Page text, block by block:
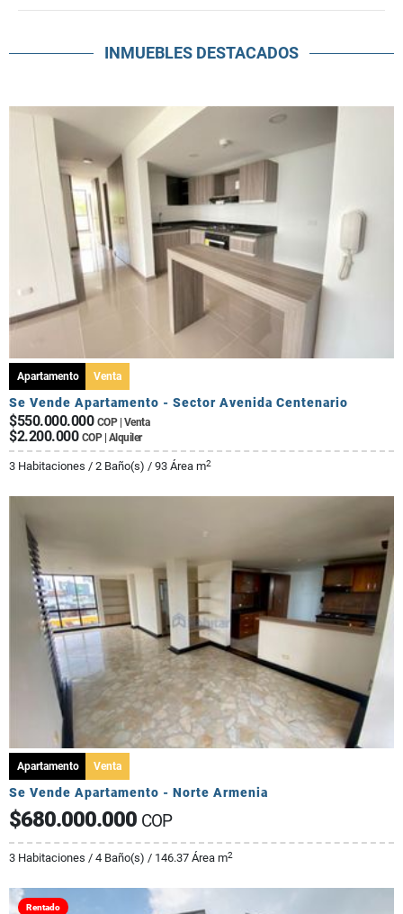
INMUEBLES DESTACADOS
Apartamento Venta
Se Vende Apartamento - Sector Avenida Centenario
$550.000.000 COP | Venta
$2.200.000 COP | Alquiler
3 Habitaciones / 2 Baño(s) / 93 Área m2
Apartamento Venta
Se Vende Apartamento - Norte Armenia
$680.000.000 COP
3 Habitaciones / 4 Baño(s) / 146.37 Área m2
Rentado